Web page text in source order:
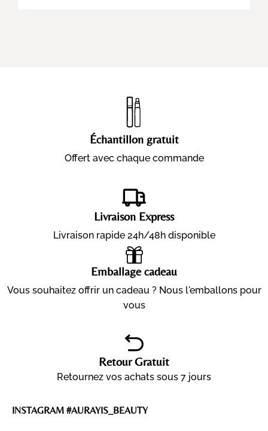
Échantillon gratuit
Offert avec chaque commande
Livraison Express
Livraison rapide 24h/48h disponible
Emballage cadeau
Vous souhaitez offrir un cadeau ? Nous l'emballons pour
vous
Retour Gratuit
Retournez vos achats sous 7 jours
INSTAGRAM #AURAYIS_BEAUTY